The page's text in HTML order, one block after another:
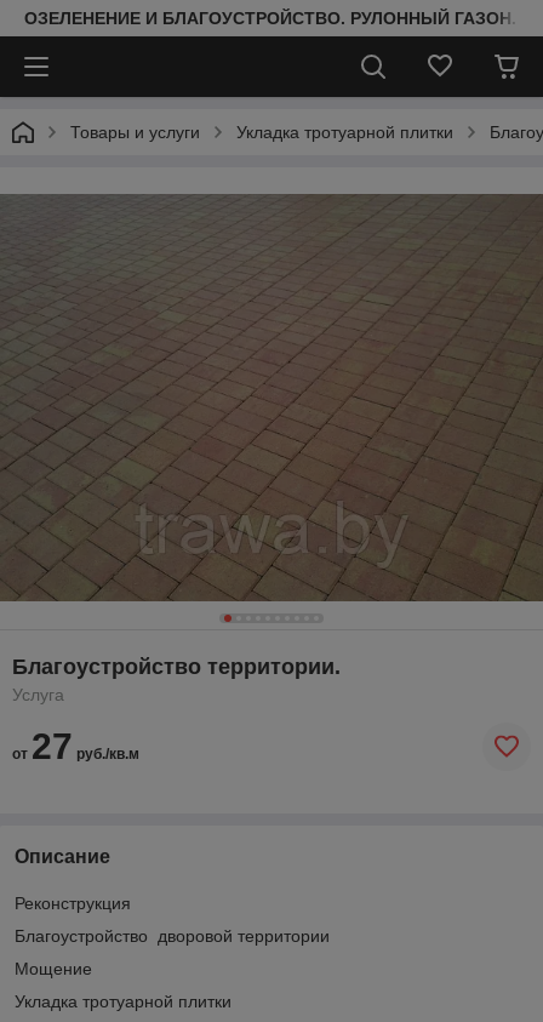
ОЗЕЛЕНЕНИЕ И БЛАГОУСТРОЙСТВО. РУЛОННЫЙ ГАЗОН.
Товары и услуги Укладка тротуарной плитки
Благоустройство территории.
Услуга
от 27 руб./кв.м
Описание
Реконструкция
Благоустройство дворовой территории
Мощение
Укладка тротуарной плитки